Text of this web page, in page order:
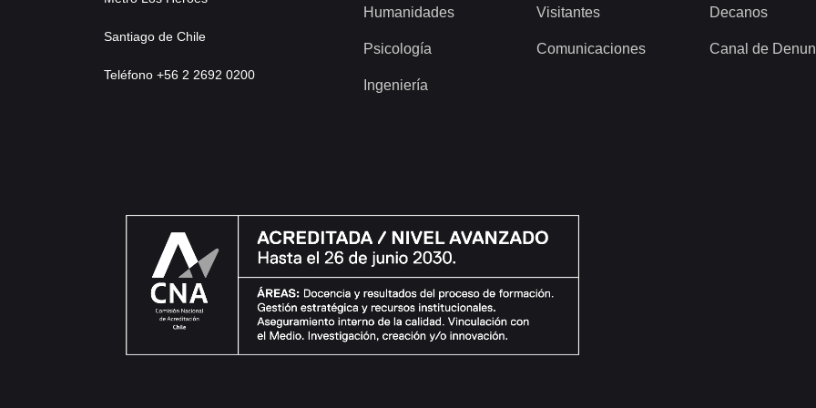
Santiago de Chile
Teléfono +56 2 2692 0200
Humanidades
Psicología
Ingeniería
Visitantes
Comunicaciones
Decanos
Canal de